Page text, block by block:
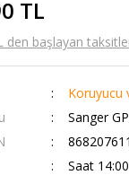
TL
den başlayan
Koruyucu
Sanger
Saat